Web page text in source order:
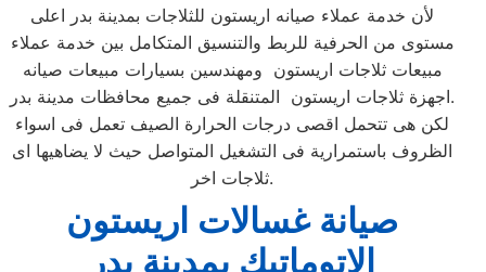
لأن خدمة عملاء صيانه اريستون للثلاجات بمدينة بدر اعلى
مستوى من الحرفية للربط والتنسيق المتكامل بين خدمة عملاء
مبيعات ثلاجات اريستون ومهندسين بسيارات مبيعات صيانه
اجهزة ثلاجات اريستون المتنقلة فى جميع محافظات مدينة بدر.
لكن هى تتحمل اقصى درجات الحرارة الصيف تعمل فى اسواء
الظروف باستمرارية فى التشغيل المتواصل حيث لا يضاهيها اى
ثلاجات اخر.
صيانة غسالات اريستون
الاتوماتيك بمدينة بدر